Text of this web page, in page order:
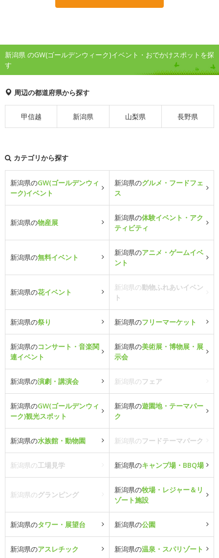
新潟県 のGW(ゴールデンウィーク)イベント・おでかけスポットを探
す
周辺の都道府県から探す
甲信越 新潟県 山梨県 長野県
カテゴリから探す
新潟県のGW(ゴールデンウィ
ーク)イベント
新潟県のグルメ・フードフェ
ス
新潟県の物産展
新潟県の体験イベント・アク
ティビティ
新潟県の無料イベント
新潟県のアニメ・ゲームイベ
ント
新潟県の花イベント
新潟県の動物ふれあいイベン
ト
新潟県の祭り 新潟県のフリーマーケット
新潟県のコンサート・音楽関
連イベント
新潟県の美術展・博物展・展
示会
新潟県の演劇・講演会 新潟県のフェア
新潟県のGW(ゴールデンウィ
ーク)観光スポット
新潟県の遊園地・テーマパー
ク
新潟県の水族館・動物園 新潟県のフードテーマパーク
新潟県の工場見学 新潟県のキャンプ場・BBQ場
新潟県のグランピング
新潟県の牧場・レジャー＆リ
ゾート施設
新潟県のタワー・展望台 新潟県の公園
新潟県のアスレチック 新潟県の温泉・スパリゾート